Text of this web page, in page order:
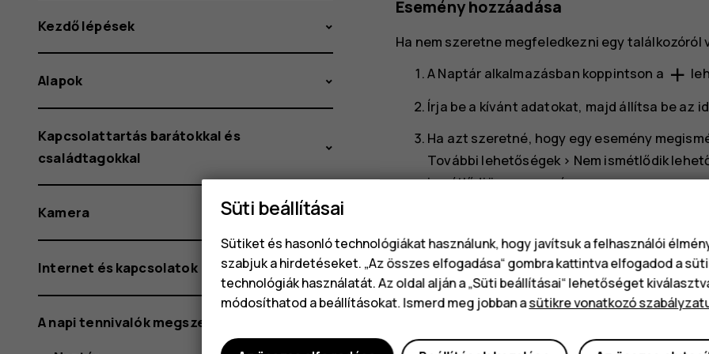
Esemény hozzáadása
Ha nem szeretne megfeledkezni egy
ANaptár alkalmazásban koppintson a add
Írja be a kívánt adatokat, majd állítsa be az
Ha azt szeretné, hogy egy esemény
További lehetőségek> Nem ismétlődik
ismétlődjön az esemény.
Emlékeztető idejének beállításához,
időt.
Tipp:Egy esemény szerkesztéséhez
és szerkessze a kívánt adatokat.
Találkozó törlése
Kezdő lépések
Alapok
Kapcsolattartás barátokkal és
családtagokkal
Kamera
Internet és kapcsolatok
A napi tennivalók megszervezése
Süti beállításai
Sütiket és hasonló technológiákat használunk, hogy javítsuk a felhasználói
szabjuk a hirdetéseket. „Az összes elfogadása“ gombra kattintva elfogadod a
technológiák használatát. Az oldal alján a „Süti beállításai“ lehetőséget
módosíthatod a beállításokat. Ismerd meg jobban asütikre vonatkozó